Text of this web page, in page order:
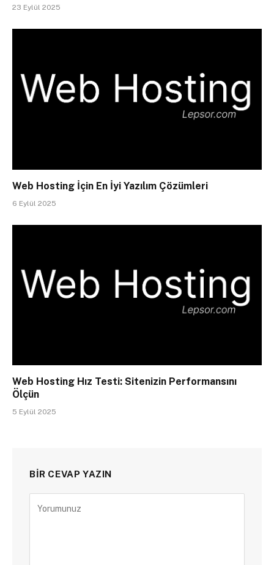
23 Eylül 2025
Web Hosting İçin En İyi Yazılım Çözümleri
6 Eylül 2025
Web Hosting Hız Testi: Sitenizin Performansını
Ölçün
5 Eylül 2025
BIR CEVAP YAZIN